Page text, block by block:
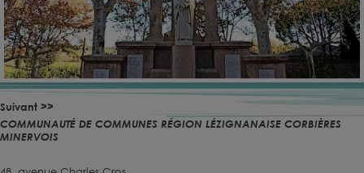
Suivant >>
COMMUNAUTÉ DE COMMUNES RÉGION LÉZIGNANAISE CORBIÈRES
MINERVOIS